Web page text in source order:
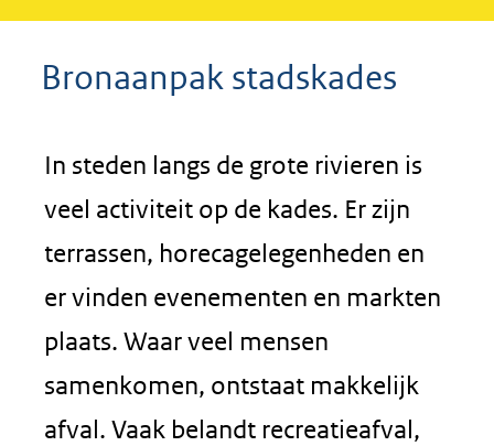
Bronaanpak stadskades
In steden langs de grote rivieren is
veel activiteit op de kades. Er zijn
terrassen, horecagelegenheden en
er vinden evenementen en markten
plaats. Waar veel mensen
samenkomen, ontstaat makkelijk
afval. Vaak belandt recreatieafval,